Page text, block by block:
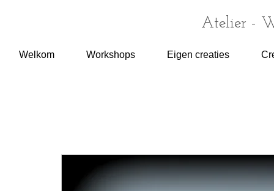
Atelier -
Welkom Workshops Eigen creaties